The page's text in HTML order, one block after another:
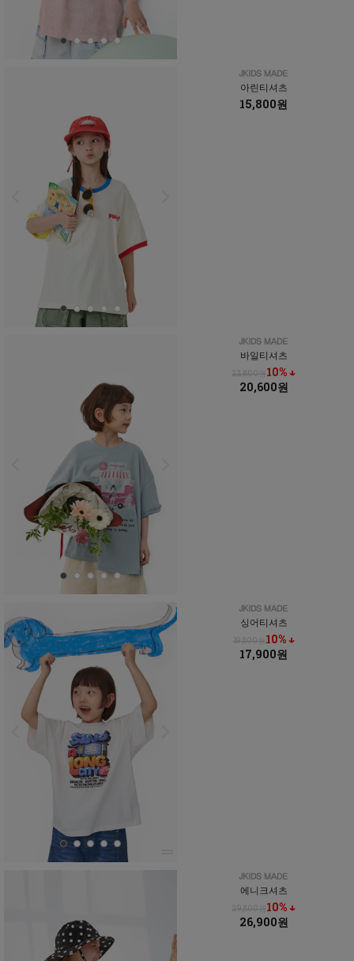
아린티셔츠
15,800원
바일티셔츠
22,800원10% ↓
20,600원
싱어티셔츠
19,800원 10% ↓
17,900원
에니크셔츠
29,800원10% ↓
26,900원